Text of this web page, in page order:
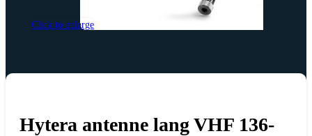
Click to enlarge
Hytera antenne lang VHF 136-